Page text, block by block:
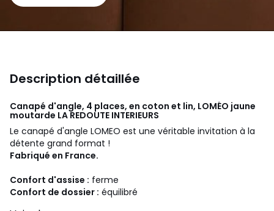
Description détaillée
Canapé d'angle, 4 places, en coton et lin, LOMÉO jaune
moutarde LA REDOUTE INTERIEURS
Le canapé d'angle LOMEO est une véritable invitation à la
détente grand format !
Fabriqué en France.
Confort d'assise : ferme
Confort de dossier : équilibré